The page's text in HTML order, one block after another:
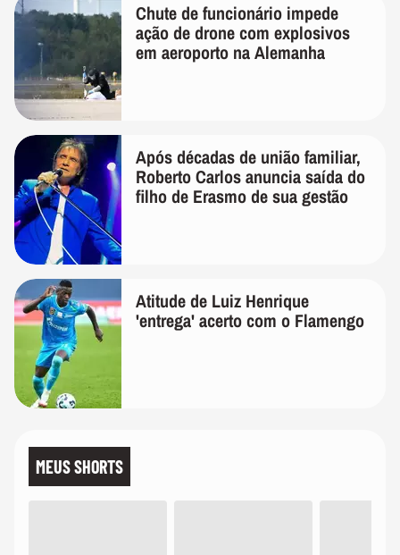
Chute de funcionário impede
ação de drone com explosivos
em aeroporto na Alemanha
Após décadas de união familiar,
Roberto Carlos anuncia saída do
filho de Erasmo de sua gestão
Atitude de Luiz Henrique
'entrega' acerto com o Flamengo
MEUS SHORTS